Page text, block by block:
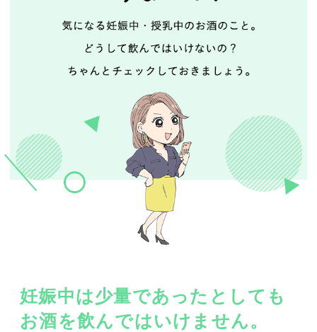
妊娠中は少量であったとしても
お酒を飲んではいけません。